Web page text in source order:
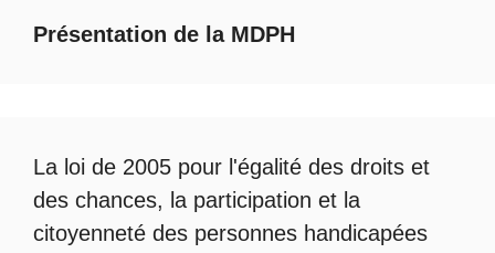
Présentation de la MDPH
La loi de 2005 pour l'égalité des droits et
des chances, la participation et la
citoyenneté des personnes handicapées